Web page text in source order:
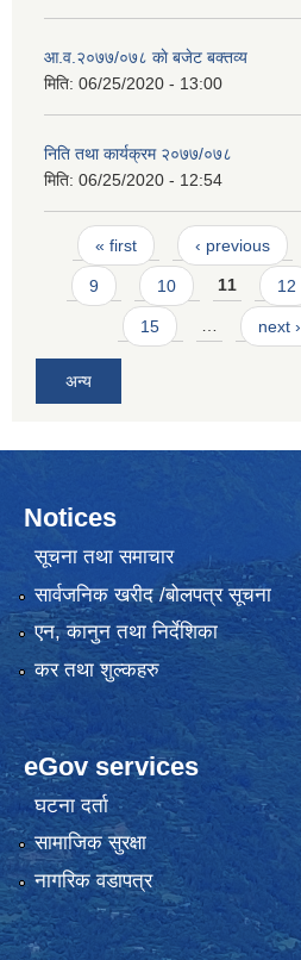
आ.व.२०७७/०७८ काे बजेट बक्तव्य
मिति: 06/25/2020 - 13:00
निति तथा कार्यक्रम २०७७/०७८
मिति: 06/25/2020 - 12:54
Pages
« first ‹ previous
9 10 11 12
15 … next ›
अन्य
Notices
सूचना तथा समाचार
सार्वजनिक खरीद /बोलपत्र सूचना
एन, कानुन तथा निर्देशिका
कर तथा शुल्कहरु
eGov services
घटना दर्ता
सामाजिक सुरक्षा
नागरिक वडापत्र